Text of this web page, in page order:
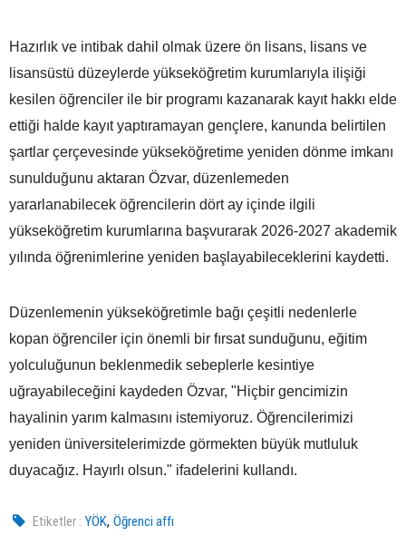
Hazırlık ve intibak dahil olmak üzere ön lisans, lisans ve
lisansüstü düzeylerde yükseköğretim kurumlarıyla ilişiği
kesilen öğrenciler ile bir programı kazanarak kayıt hakkı elde
ettiği halde kayıt yaptıramayan gençlere, kanunda belirtilen
şartlar çerçevesinde yükseköğretime yeniden dönme imkanı
sunulduğunu aktaran Özvar, düzenlemeden
yararlanabilecek öğrencilerin dört ay içinde ilgili
yükseköğretim kurumlarına başvurarak 2026-2027 akademik
yılında öğrenimlerine yeniden başlayabileceklerini kaydetti.
Düzenlemenin yükseköğretimle bağı çeşitli nedenlerle
kopan öğrenciler için önemli bir fırsat sunduğunu, eğitim
yolculuğunun beklenmedik sebeplerle kesintiye
uğrayabileceğini kaydeden Özvar, "Hiçbir gencimizin
hayalinin yarım kalmasını istemiyoruz. Öğrencilerimizi
yeniden üniversitelerimizde görmekten büyük mutluluk
duyacağız. Hayırlı olsun." ifadelerini kullandı.
Etiketler : YÖK,Öğrenci affı